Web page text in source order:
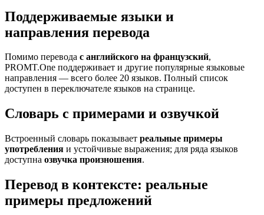
Поддерживаемые языки и
направления перевода
Помимо перевода с английского на французский,
PROMT.One поддерживает и другие популярные языковые
направления — всего более 20 языков. Полный список
доступен в переключателе языков на странице.
Словарь с примерами и озвучкой
Встроенный словарь показывает реальные примеры
употребления и устойчивые выражения; для ряда языков
доступна озвучка произношения.
Перевод в контексте: реальные
примеры предложений